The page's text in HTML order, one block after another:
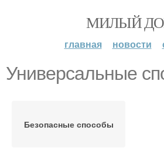
МИЛЫЙ
главная новости
Универсальные
Безопасные способы